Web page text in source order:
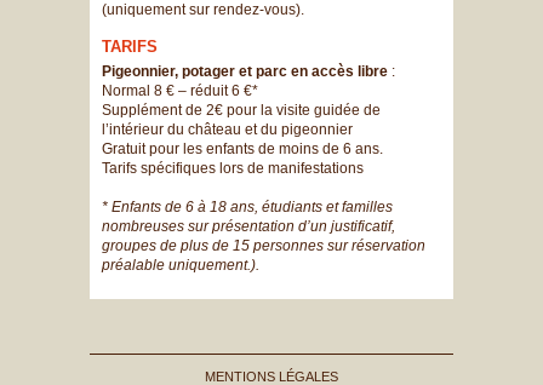
(uniquement sur rendez-vous).
TARIFS
Pigeonnier, potager et parc en accès libre :
Normal 8 € – réduit 6 €*
Supplément de 2€ pour la visite guidée de
l’intérieur du château et du pigeonnier
Gratuit pour les enfants de moins de 6 ans.
Tarifs spécifiques lors de manifestations
* Enfants de 6 à 18 ans, étudiants et familles
nombreuses sur présentation d’un justificatif,
groupes de plus de 15 personnes sur réservation
préalable uniquement.).
MENTIONS LÉGALES